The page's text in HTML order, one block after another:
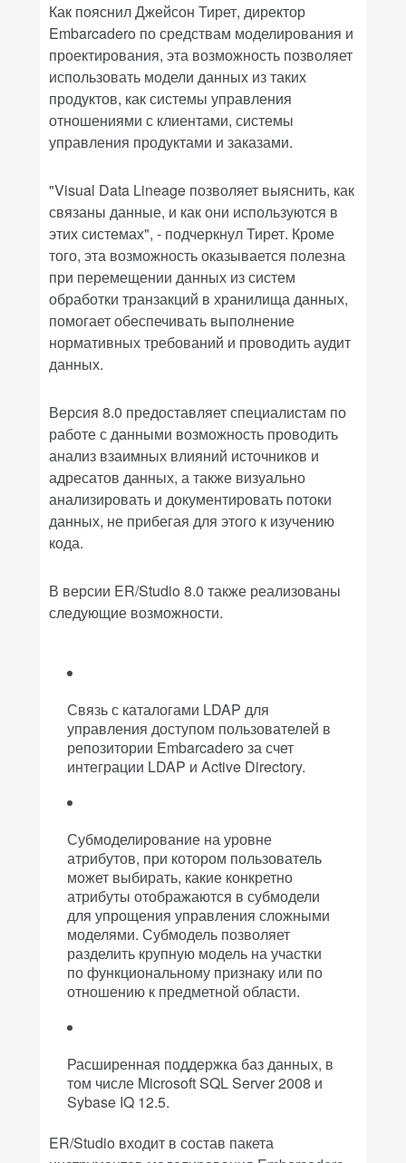
Как пояснил Джейсон Тирет, директор
Embarcadero по средствам моделирования и
проектирования, эта возможность позволяет
использовать модели данных из таких
продуктов, как системы управления
отношениями с клиентами, системы
управления продуктами и заказами.
"Visual Data Lineage позволяет выяснить, как
связаны данные, и как они используются в
этих системах", - подчеркнул Тирет. Кроме
того, эта возможность оказывается полезна
при перемещении данных из систем
обработки транзакций в хранилища данных,
помогает обеспечивать выполнение
нормативных требований и проводить аудит
данных.
Версия 8.0 предоставляет специалистам по
работе с данными возможность проводить
анализ взаимных влияний источников и
адресатов данных, а также визуально
анализировать и документировать потоки
данных, не прибегая для этого к изучению
кода.
В версии ER/Studio 8.0 также реализованы
следующие возможности.
Связь с каталогами LDAP для
управления доступом пользователей в
репозитории Embarcadero за счет
интеграции LDAP и Active Directory.
Субмоделирование на уровне
атрибутов, при котором пользователь
может выбирать, какие конкретно
атрибуты отображаются в субмодели
для упрощения управления сложными
моделями. Субмодель позволяет
разделить крупную модель на участки
по функциональному признаку или по
отношению к предметной области.
Расширенная поддержка баз данных, в
том числе Microsoft SQL Server 2008 и
Sybase IQ 12.5.
ER/Studio входит в состав пакета